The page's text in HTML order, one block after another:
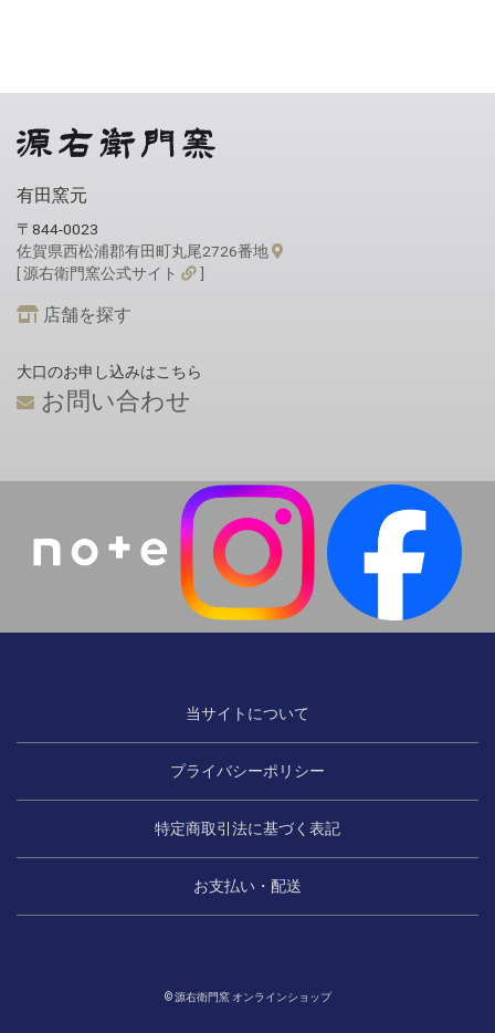
有田窯元
〒844-0023
佐賀県西松浦郡有田町丸尾2726番地
[ 源右衛門窯公式サイト
]
店舗を探す
大口のお申し込みはこちら
お問い合わせ
当サイトについて
プライバシーポリシー
特定商取引法に基づく表記
お支払い・配送
© 源右衛門窯 オンラインショップ